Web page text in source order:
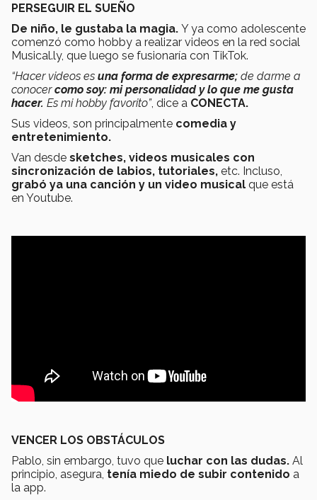
PERSEGUIR EL SUEÑO
De niño, le gustaba la magia. Y ya como adolescente
comenzó como hobby a realizar videos en la red social
Musical.ly, que luego se fusionaría con TikTok.
“Hacer videos es una forma de expresarme; de darme a
conocercomo soy: mi personalidad y lo que me gusta
hacer. Es mi hobby favorito”, dice a CONECTA.
Sus videos, son principalmente comedia y
entretenimiento.
Van desde sketches, videos musicales con
sincronización de labios, tutoriales, etc. Incluso,
grabó ya una canción y un video musical que está
en Youtube.
VENCER LOS OBSTÁCULOS
Pablo, sin embargo, tuvo que luchar con las dudas. Al
principio, asegura, tenía miedo de subir contenido a
la app.